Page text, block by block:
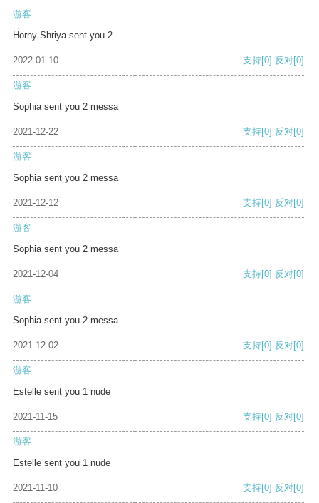
游客
Horny Shriya sent you 2
2022-01-10 支持[0] 反对[0]
游客
Sophia sent you 2 messa
2021-12-22 支持[0] 反对[0]
游客
Sophia sent you 2 messa
2021-12-12 支持[0] 反对[0]
游客
Sophia sent you 2 messa
2021-12-04 支持[0] 反对[0]
游客
Sophia sent you 2 messa
2021-12-02 支持[0] 反对[0]
游客
Estelle sent you 1 nude
2021-11-15 支持[0] 反对[0]
游客
Estelle sent you 1 nude
2021-11-10 支持[0] 反对[0]